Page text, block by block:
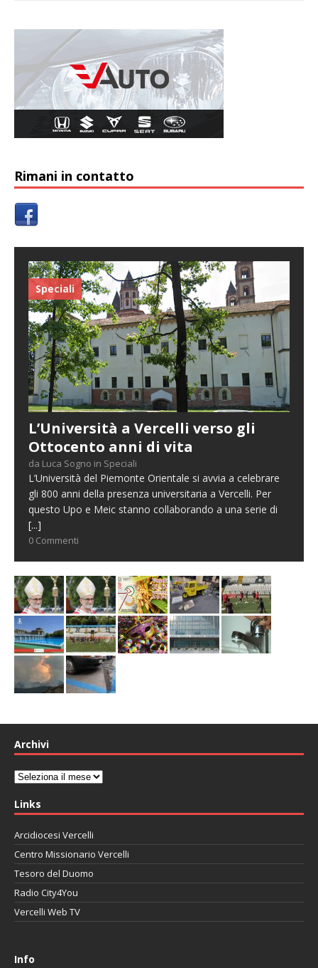
Rimani in contatto
Speciali
L’Università a Vercelli verso gli
Ottocento anni di vita
da Luca Sogno in Speciali
L’Università del Piemonte Orientale si avvia a celebrare
gli 800 anni della presenza universitaria a Vercelli. Per
questo Upo e Meic stanno collaborando a una serie di
[...]
0 Commenti
Archivi
Archivi
Links
Arcidiocesi Vercelli
Centro Missionario Vercelli
Tesoro del Duomo
Radio City4You
Vercelli Web TV
Info